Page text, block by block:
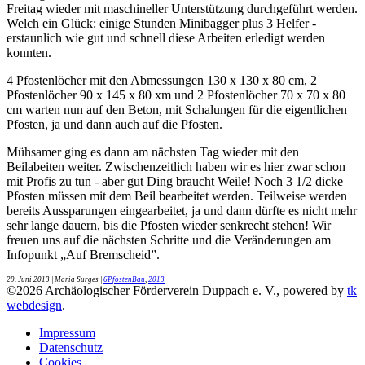
Freitag wieder mit maschineller Unterstützung durchgeführt werden.
Welch ein Glück: einige Stunden Minibagger plus 3 Helfer -
erstaunlich wie gut und schnell diese Arbeiten erledigt werden
konnten.
4 Pfostenlöcher mit den Abmessungen 130 x 130 x 80 cm, 2
Pfostenlöcher 90 x 145 x 80 xm und 2 Pfostenlöcher 70 x 70 x 80
cm warten nun auf den Beton, mit Schalungen für die eigentlichen
Pfosten, ja und dann auch auf die Pfosten.
Mühsamer ging es dann am nächsten Tag wieder mit den
Beilabeiten weiter. Zwischenzeitlich haben wir es hier zwar schon
mit Profis zu tun - aber gut Ding braucht Weile! Noch 3 1/2 dicke
Pfosten müssen mit dem Beil bearbeitet werden. Teilweise werden
bereits Aussparungen eingearbeitet, ja und dann dürfte es nicht mehr
sehr lange dauern, bis die Pfosten wieder senkrecht stehen! Wir
freuen uns auf die nächsten Schritte und die Veränderungen am
Infopunkt „Auf Bremscheid”.
29. Juni 2013 | Maria Surges | 6PfostenBau 2013
©2026 Archäologischer Förderverein Duppach e. V., powered by tk
webdesign.
Impressum
Datenschutz
Cookies